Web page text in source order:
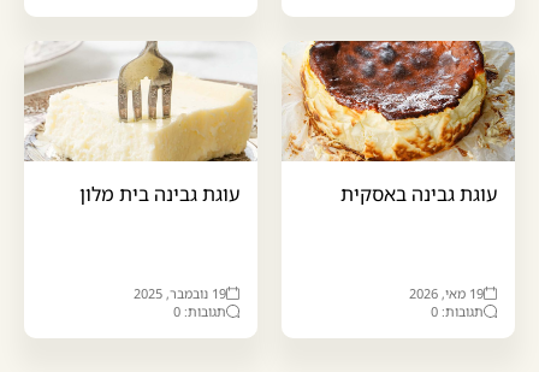
עוגת גבינה באסקית
19 מאי, 2026
תגובות: 0
עוגת גבינה בית מלון
19 נובמבר, 2025
תגובות: 0